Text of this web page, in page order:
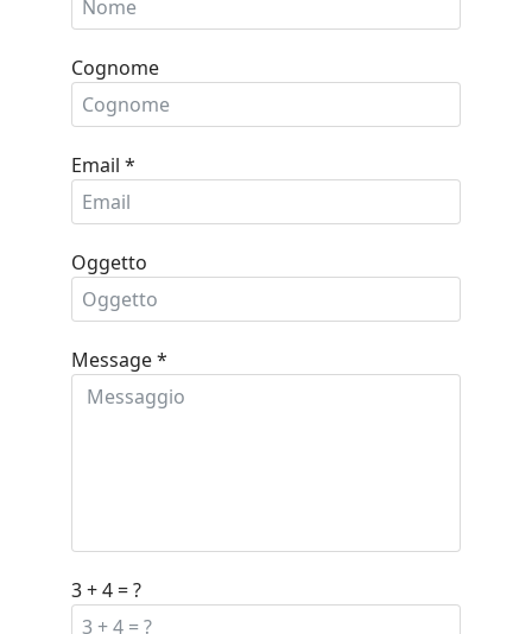
Cognome
Email *
Oggetto
Message*
3 + 4 = ?